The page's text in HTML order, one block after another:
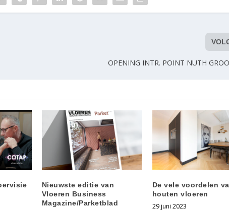
OPENING INTR. POINT NUTH
Nieuwste editie van
Vloeren Business
Magazine/Parketblad
De vele voordelen
houten vloeren
29 juni 2023